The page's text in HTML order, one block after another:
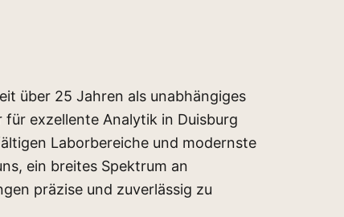
Erfahrung. Dadurch
über
Bestimmungen
über 25 Jahren als unabhängiges
exzellente Analytik in Duisburg
Laborbereiche und modernste
ein breites Spektrum an
präzise und zuverlässig zu